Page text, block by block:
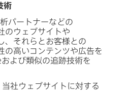
術
パートナーなどの​
の​ウェブサイトや​
、​それらとお客様との​
の​高い​コンテンツや​広告を​
および​類似の​追跡技術を​
当社ウェブサイトに​対する​